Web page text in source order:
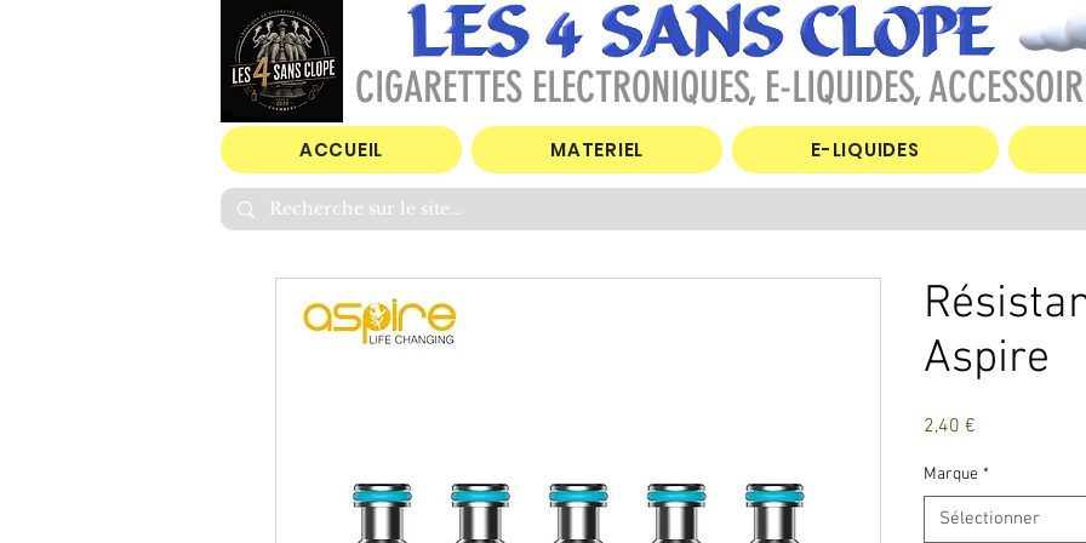
CIGARETTES ELECTRONIQUES, E-LIQUIDES,
ACCUEIL MATERIEL E-LIQUIDES
Aspire
2,40 €
Marque *
Sélectionner